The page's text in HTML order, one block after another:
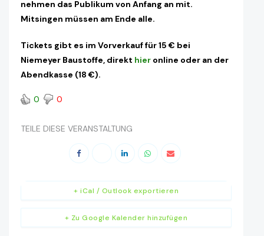
nehmen das Publikum von Anfang an mit.
Mitsingen müssen am Ende alle.
Tickets gibt es im Vorverkauf für 15 € bei
Niemeyer Baustoffe, direkt hier online oder an der
Abendkasse (18 €).
0 0
TEILE DIESE VERANSTALTUNG
+ Zu Google Kalender hinzufügen
+ iCal / Outlook exportieren